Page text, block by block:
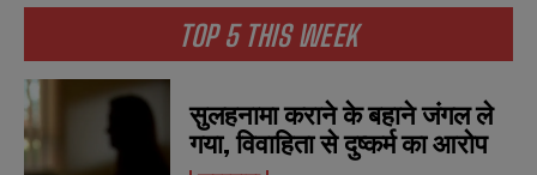
a
l
*
u
m
SUBMIT
a
l
*
u
m
SUBMIT
TOP 5 THIS WEEK
सुलहनामा कराने के बहाने जंगल ले
गया, विवाहिता से दुष्कर्म का आरोप